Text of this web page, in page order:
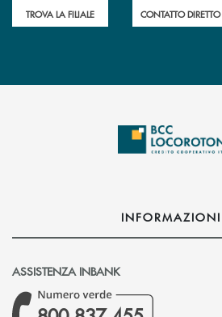
TROVA LA FILIALE CONTATTO DIRETTO
INFORMAZIONI
ASSISTENZA INBANK